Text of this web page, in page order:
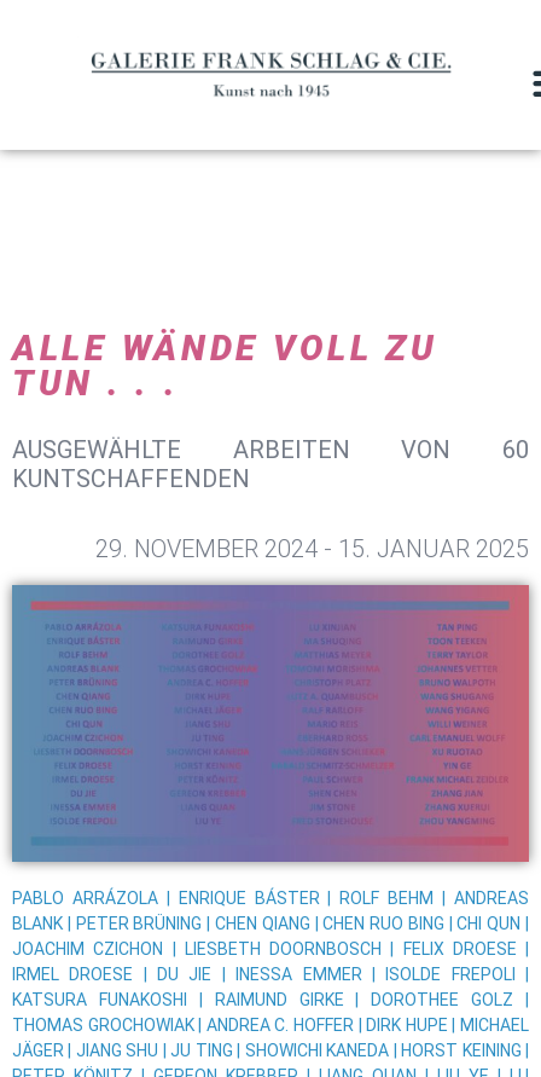
ALLE WÄNDE VOLL ZU
TUN . . .
AUSGEWÄHLTE ARBEITEN VON 60
KUNTSCHAFFENDEN
29. NOVEMBER 2024 - 15. JANUAR 2025
PABLO ARRÁZOLA | ENRIQUE BÁSTER | ROLF BEHM | ANDREAS
BLANK | PETER BRÜNING | CHEN QIANG | CHEN RUO BING | CHI QUN |
JOACHIM CZICHON | LIESBETH DOORNBOSCH | FELIX DROESE |
IRMEL DROESE | DU JIE | INESSA EMMER | ISOLDE FREPOLI |
KATSURA FUNAKOSHI | RAIMUND GIRKE | DOROTHEE GOLZ |
THOMAS GROCHOWIAK | ANDREA C. HOFFER | DIRK HUPE | MICHAEL
JÄGER | JIANG SHU | JU TING | SHOWICHI KANEDA | HORST KEINING |